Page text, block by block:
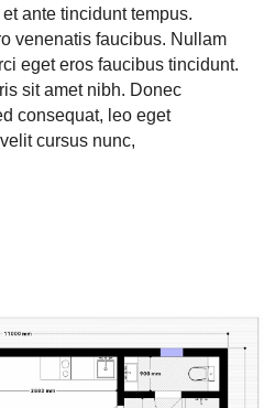
ante tincidunt tempus.
venenatis faucibus. Nullam
eget eros faucibus tincidunt.
sit amet nibh. Donec
consequat, leo eget
cursus nunc,